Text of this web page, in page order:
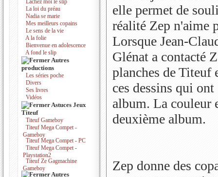
Lâchez moi le slip
La loi du préau
Nadia se marie
Mes meilleurs copains
Le sens de la vie
A la folie
Bienvenue en adolescence
A fond le slip
Autres
productions
Les séries poche
Divers
Ses livres
Vidéos
Astuces Jeux
Titeuf
Titeuf Gameboy
Titeuf Mega Compet -
Gameboy
Titeuf Mega Compet - PC
Titeuf Mega Compet -
Playstation2
Titeuf Ze Gagmachine
Gameboy
Autres
elle permet de
réalité Zep n'aime
Lorsque Jean-
Glénat a contacté
planches de Titeuf
ces dessins qui
album. La couleur
deuxième album.
Zep donne des